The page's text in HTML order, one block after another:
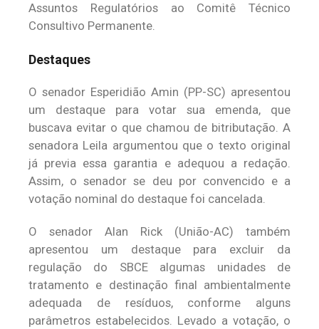
Assuntos Regulatórios ao Comitê Técnico
Consultivo Permanente.
Destaques
O senador Esperidião Amin (PP-SC) apresentou
um destaque para votar sua emenda, que
buscava evitar o que chamou de bitributação. A
senadora Leila argumentou que o texto original
já previa essa garantia e adequou a redação.
Assim, o senador se deu por convencido e a
votação nominal do destaque foi cancelada.
O senador Alan Rick (União-AC) também
apresentou um destaque para excluir da
regulação do SBCE algumas unidades de
tratamento e destinação final ambientalmente
adequada de resíduos, conforme alguns
parâmetros estabelecidos. Levado a votação, o